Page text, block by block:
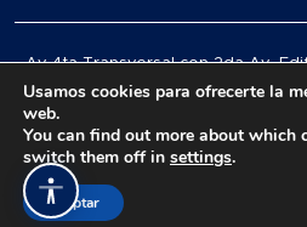
Av. 4ta Transversal con 2da Av.,
Piso 1, Los
© 2026 Todos los
Accesibilidad
Usamos cookies para ofrecerte la
web.
You can find out more about which
switch them off in settings.
Aceptar